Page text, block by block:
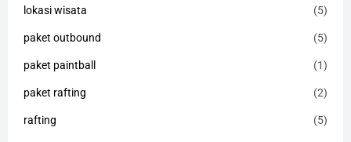
lokasi wisata (5)
paket outbound (5)
paket paintball (1)
paket rafting (2)
rafting (5)